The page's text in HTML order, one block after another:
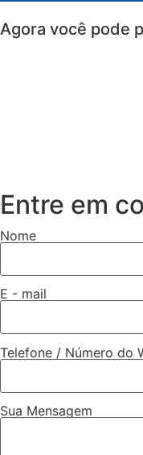
Agora você pode
Entre em
Nome
E - mail
Telefone / Número do
Sua Mensagem